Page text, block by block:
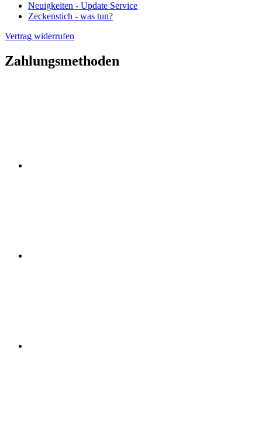
Neuigkeiten - Update Service
Zeckenstich - was tun?
Vertrag widerrufen
Zahlungsmethoden